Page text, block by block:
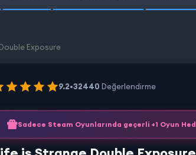
Exposure
9.2•32440 Değerlendirme
Sadece Steam Oyunlarında geçerli +1 Oyun